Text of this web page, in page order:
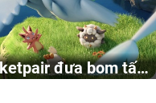
đưa bom tấn